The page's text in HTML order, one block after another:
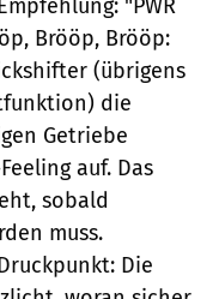
"PWR
Brööp, Brööp:
(übrigens
die
Getriebe
auf. Das
sobald
muss.
Die